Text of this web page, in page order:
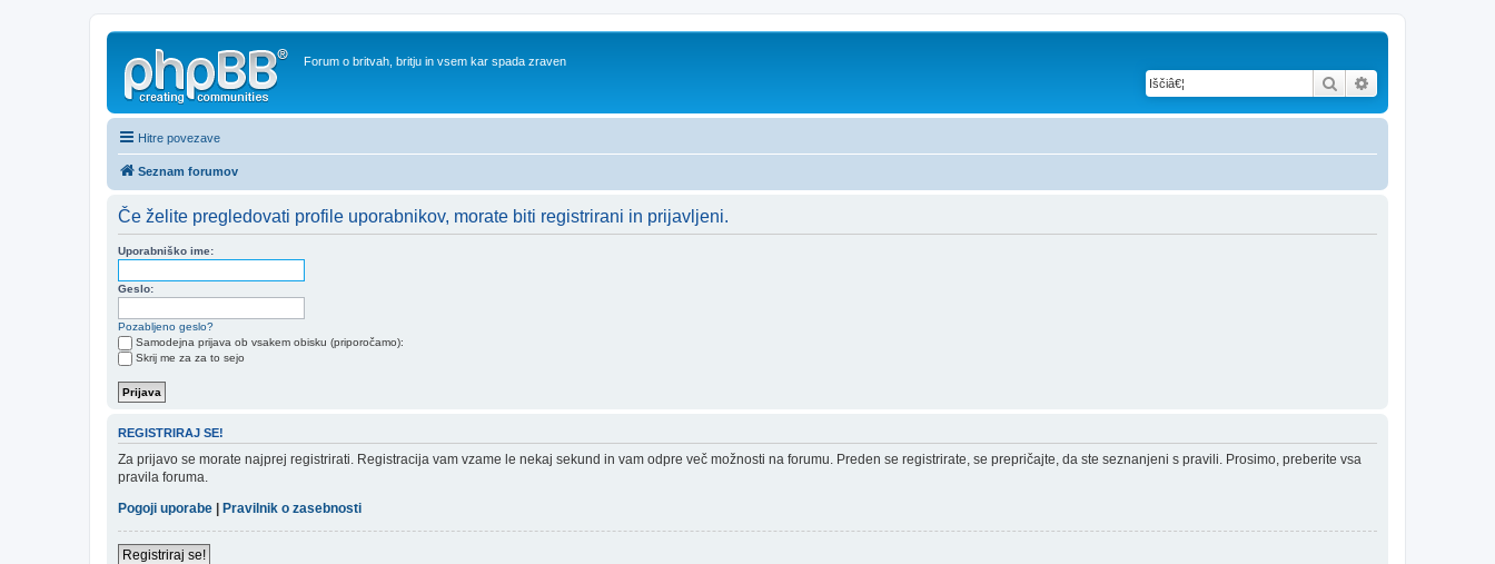
Forum o britvah, britju in vsem kar spada zraven
Iskanje
Hitre povezave
Seznam forumov
Če želite pregledovati profile uporabnikov, morate biti registrirani in prijavljeni.
Uporabniško ime:
Geslo:
Pozabljeno geslo?
Samodejna prijava ob vsakem obisku (priporočamo):
Skrij me za za to sejo
REGISTRIRAJ SE!
Za prijavo se morate najprej registrirati. Registracija vam vzame le nekaj sekund in vam odpre več možnosti na forumu. Preden se registrirate, se prepričajte, da ste seznanjeni s pravili. Prosimo, preberite vsa
pravila foruma.
Pogoji uporabe | Pravilnik o zasebnosti
Registriraj se!